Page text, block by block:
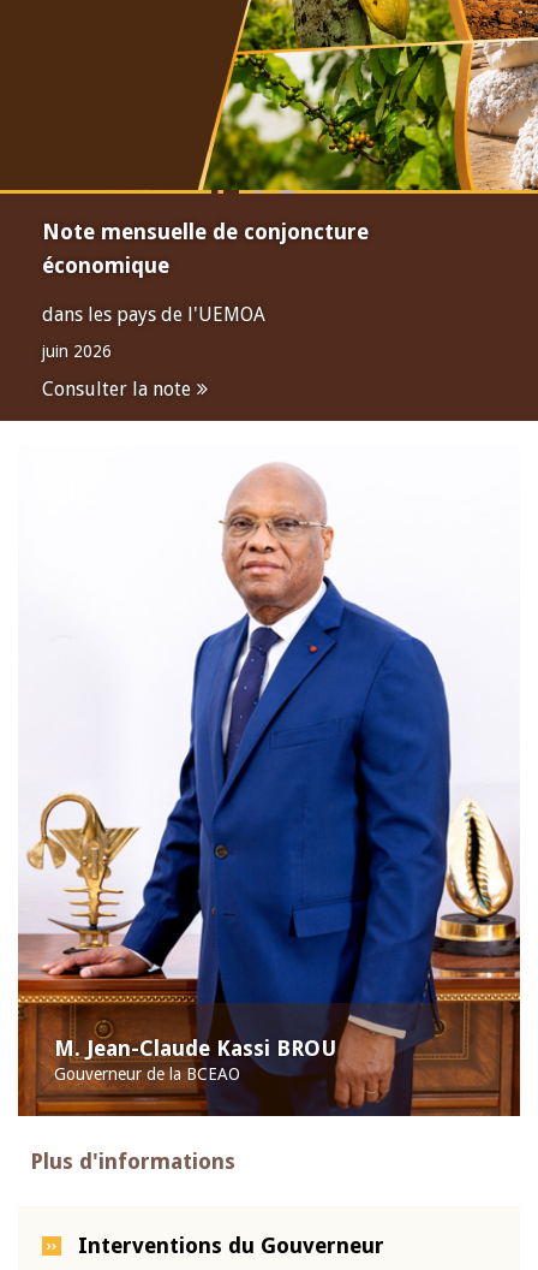
Note mensuelle de conjoncture
économique
dans les pays de l'UEMOA
juin 2026
Consulter la note
M. Jean-Claude Kassi BROU
Gouverneur de la BCEAO
Plus d'informations
Interventions du Gouverneur